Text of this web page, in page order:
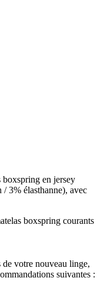
boxspring en jersey
3% élasthanne), avec
boxspring courants
votre nouveau linge,
suivantes :